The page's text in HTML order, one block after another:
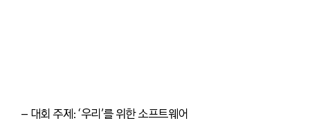
– 대회 주제: ‘우리’를 위한 소프트웨어